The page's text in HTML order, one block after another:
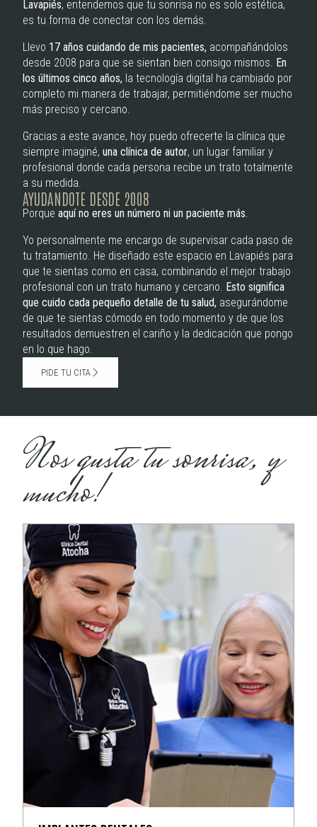
Lavapiés, entendemos que tu sonrisa no es solo estética,
es tu forma de conectar con los demás.
Llevo 17 años cuidando de mis pacientes, acompañándolos
desde 2008 para que se sientan bien consigo mismos. En
los últimos cinco años, la tecnología digital ha cambiado por
completo mi manera de trabajar, permitiéndome ser mucho
más preciso y cercano.
Gracias a este avance, hoy puedo ofrecerte la clínica que
siempre imaginé, una clínica de autor, un lugar familiar y
profesional donde cada persona recibe un trato totalmente
a su medida.
AYUDANDOTE DESDE 2008
Porqueaquí no eres un número ni un paciente más.
Yo personalmente me encargo de supervisar cada paso de
tu tratamiento. He diseñado este espacio en Lavapiés para
que te sientas como en casa, combinando el mejor trabajo
profesional con un trato humano y cercano. Esto significa
que cuido cada pequeño detalle de tu salud, asegurándome
de que te sientas cómodo en todo momento y de que los
resultados demuestren el cariño y la dedicación que pongo
en lo que hago.
PIDE TU CITA
Nos gusta tu sonrisa, y
mucho!